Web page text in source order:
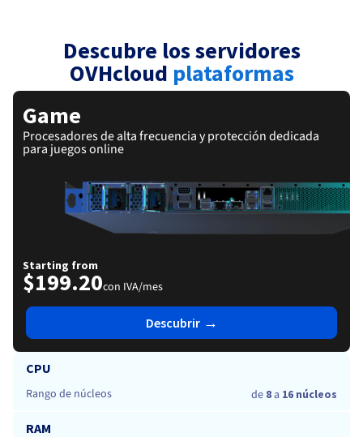
Documentación
Roadmap & Changelog
Roadmap y Changelog
Descubre los servidores
OVHcloud plataformas
Game
Procesadores de alta frecuencia y protección dedicada
para juegos online
Starting from
$199.20con IVA/mes
Descubrir →
CPU
Rango de núcleos
de 8a 16 núcleos
RAM